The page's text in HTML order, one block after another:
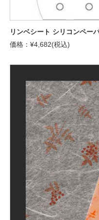
リンベシート シリコンペー
価格：¥4,682(税込)